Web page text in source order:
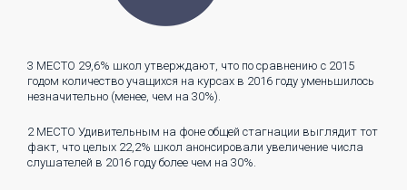
3 МЕСТО 29,6% школ утверждают, что по сравнению с 2015
годом количество учащихся на курсах в 2016 году уменьшилось
незначительно (менее, чем на 30%).
2 МЕСТО Удивительным на фоне общей стагнации выглядит тот
факт, что целых 22,2% школ анонсировали увеличение числа
слушателей в 2016 году более чем на 30%.